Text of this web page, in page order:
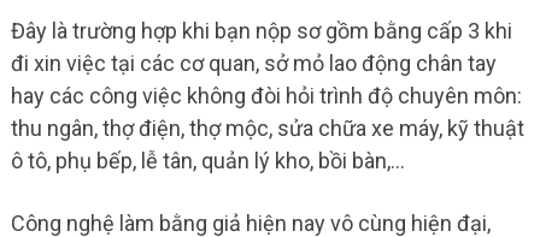
Đây là trường hợp khi bạn nộp sơ gồm bằng cấp 3 khi
đi xin việc tại các cơ quan, sở mỏ lao động chân tay
hay các công việc không đòi hỏi trình độ chuyên môn:
thu ngân, thợ điện, thợ mộc, sửa chữa xe máy, kỹ thuật
ô tô, phụ bếp, lễ tân, quản lý kho, bồi bàn,…
Công nghệ làm bằng giả hiện nay vô cùng hiện đại,